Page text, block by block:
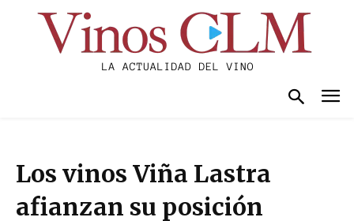
Los vinos Viña Lastra
afianzan su posición